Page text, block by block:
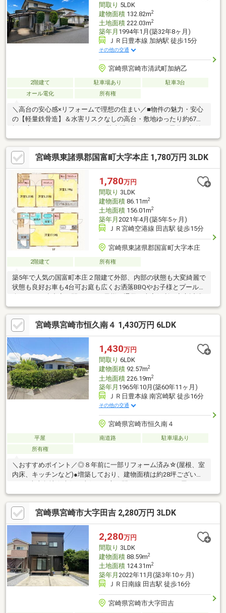
間取り 5LDK
建物面積132.82m2
土地面積222.03m2
築年月 1994年1月(築32年8ヶ月)
ＪＲ日豊本線 加納駅 徒歩15分
その他の交通
宮崎県宮崎市清武町加納乙
2階建て 駐車場あり
駐車3台
オール電化
所有権
＼高台の安心感×リフォームで理想の住まい／■物件の魅力・安心
の【軽量鉄骨造】＆水害リスクなしの高台・敷地ゆったり約67
小学校まで徒歩圏内で子育て環境◎■中古×リフォームのメリッ
ト！「予算を抑えて購入し、浮いた予算で間取りや設備を自分好
みに新調できる」のが中古の醍醐味！新築以上のこだわり空間を
お得に実現できます。■各種ご相談も受付中！・理想を形にする
【リフォーム相談】・工事費も一本化できる【住宅ローン相談】
資金計画から施工までワンストップでサポート！お気軽に
century21サンテル南店へ！
宮崎県東諸県郡国富町大字本庄 1,780万円 3LDK
1,780万円
間取り 3LDK
建物面積86.11m2
土地面積156.01m2
築年月 2021年4月(築5年5ヶ月)
ＪＲ宮崎空港線 田吉駅 徒歩15分
宮崎県東諸県郡国富町大字本庄
2階建て 所有権
築5年で人気の国富町本庄２階建て外部、内部の状態も大変綺麗で
状態も良好お車も4台可お庭も広くお洒落BBQやお子様とプールで
楽しめます小中高の間にありお子様の通学は大変便利で安心近隣
も静かで閑静な住宅地になります。
宮崎県宮崎市恒久南４ 1,430万円 6LDK
1,430万円
間取り 6LDK
建物面積92.57m2
土地面積226.19m2
築年月 1965年10月(築60年11ヶ月)
ＪＲ日豊本線 南宮崎駅 徒歩16分
その他の交通
宮崎県宮崎市恒久南４
平屋 南道路
駐車場あり
所有権
＼おすすめポイント／◎８年前に一部リフォーム済み☆(屋根、室
内床、キッチンなど)●増築しており、建物面積は約28坪ございま
りながら朝から夕方まで陽光が差し込みます●小中学校まで徒歩5
分圏内！部活動で遅くなっても安心の距離♪進学や就職、結婚や住
み替えなどお客様の生活の変化に合ったプランご提案をいたしま
す。ご案内時、現地への送迎なども可能です！お電話やメールで
のご相談も承っておりますので、ぜひ一度お問い合わせください♪
宮崎県宮崎市大字田吉 2,280万円 3LDK
2,280万円
間取り 3LDK
建物面積88.59m2
土地面積124.31m2
築年月 2022年11月(築3年10ヶ月)
ＪＲ日南線 田吉駅 徒歩16分
宮崎県宮崎市大字田吉